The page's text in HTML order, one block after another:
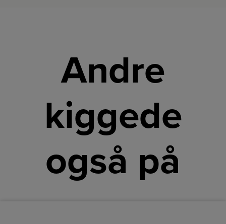
Andre
kiggede
også på